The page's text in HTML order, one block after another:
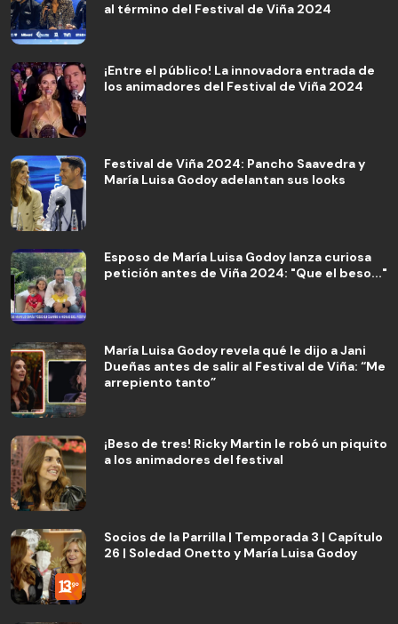
al término del Festival de Viña 2024
¡Entre el público! La innovadora entrada de
los animadores del Festival de Viña 2024
Festival de Viña 2024: Pancho Saavedra y
María Luisa Godoy adelantan sus looks
Esposo de María Luisa Godoy lanza curiosa
petición antes de Viña 2024: "Que el beso..."
María Luisa Godoy revela qué le dijo a Jani
Dueñas antes de salir al Festival de Viña: “Me
arrepiento tanto”
¡Beso de tres! Ricky Martin le robó un piquito
a los animadores del festival
Socios de la Parrilla | Temporada 3 | Capítulo
26 | Soledad Onetto y María Luisa Godoy